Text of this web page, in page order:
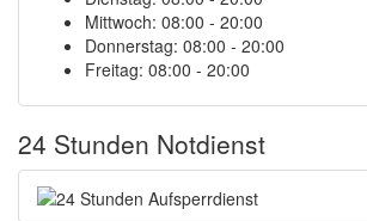
Mittwoch: 08:00 - 20:00
Donnerstag: 08:00 - 20:00
Freitag: 08:00 - 20:00
24 Stunden Notdienst